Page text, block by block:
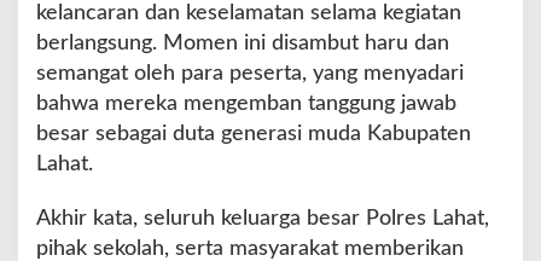
kelancaran dan keselamatan selama kegiatan
berlangsung. Momen ini disambut haru dan
semangat oleh para peserta, yang menyadari
bahwa mereka mengemban tanggung jawab
besar sebagai duta generasi muda Kabupaten
Lahat.
Akhir kata, seluruh keluarga besar Polres Lahat,
pihak sekolah, serta masyarakat memberikan